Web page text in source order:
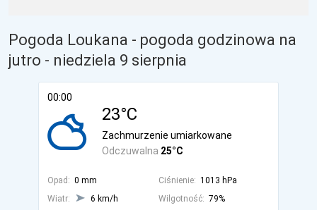
Pogoda Loukana - pogoda godzinowa na
jutro - niedziela 9 sierpnia
00:00
23°C
Odczuwalna 25°C
Zachmurzenie umiarkowane
Opad: 0 mm Ciśnienie: 1013 hPa
Wiatr:
6 km/h Wilgotność: 79%